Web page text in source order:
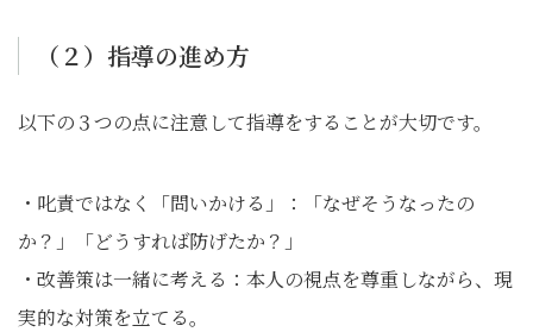
（２）指導の進め方
以下の３つの点に注意して指導をすることが大切です。
・叱責ではなく「問いかける」：「なぜそうなったの
か？」「どうすれば防げたか？」
・改善策は一緒に考える：本人の視点を尊重しながら、現
実的な対策を立てる。